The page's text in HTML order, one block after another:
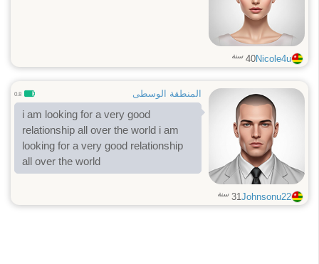
Nicole4u
40 سنة
المنطقة الوسطى 0.8
i am looking for a very good
relationship all over the world i am
looking for a very good relationship
all over the world
Johnsonu22
31 سنة